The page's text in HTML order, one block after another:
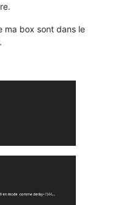
ma box sont dans le